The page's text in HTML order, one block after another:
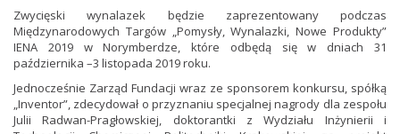
Zwycięski wynalazek będzie zaprezentowany podczas
Międzynarodowych Targów „Pomysły, Wynalazki, Nowe Produkty”
IENA 2019 w Norymberdze, które odbędą się w dniach 31
października –3 listopada 2019 roku.
Jednocześnie Zarząd Fundacji wraz ze sponsorem konkursu, spółką
„Inventor”, zdecydował o przyznaniu specjalnej nagrody dla zespołu
Julii Radwan-Pragłowskiej, doktorantki z Wydziału Inżynierii i